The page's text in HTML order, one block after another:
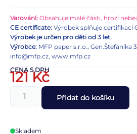
Varování: Obsahuje malé části, hrozí
CE certificate: Výrobek splňuje certifikaci
Výrobek je určen pro děti od 3 let.
Výrobce: MFP paper s.r.o., Gen.Štefánika
info@mfp.cz, www.mfp.cz
CENA S DPH
121Kč
Přidat do košíku
Skladem